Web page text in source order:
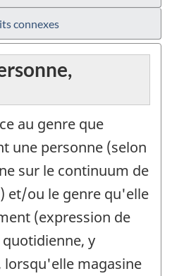
connexes
au genre que
une personne (selon
sur le continuum de
et/ou le genre qu'elle
(expression de
y
lorsqu'elle magasine